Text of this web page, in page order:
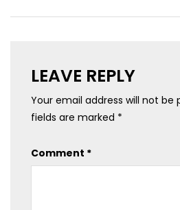
LEAVE REPLY
Your email address will not be
fields are marked *
Comment *